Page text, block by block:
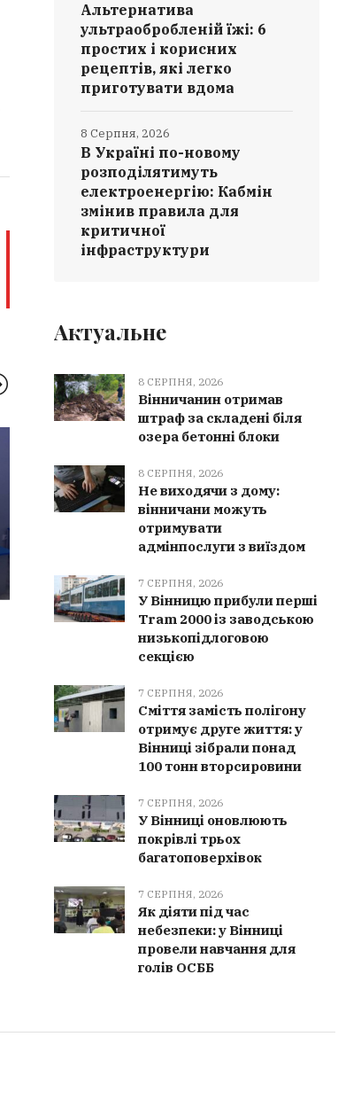
8 СЕРПНЯ, 2026
Вінничанин отримав штраф за
Альтернатива
ультраобробленій їжі: 6
простих і корисних
рецептів, які легко
приготувати вдома
В Україні по-новому
розподілятимуть
електроенергію: Кабмін
змінив правила для
критичної
інфраструктури
8 Серпня, 2026
Актуальне
8 СЕРПНЯ, 2026
Вінничанин отримав
штраф за складені біля
озера бетонні блоки
8 СЕРПНЯ, 2026
Не виходячи з дому:
вінничани можуть
отримувати
адмінпослуги з виїздом
7 СЕРПНЯ, 2026
У Вінницю прибули перші
Tram 2000 із заводською
низькопідлоговою
секцією
7 СЕРПНЯ, 2026
Сміття замість полігону
отримує друге життя: у
Вінниці зібрали понад
100 тонн вторсировини
7 СЕРПНЯ, 2026
У Вінниці оновлюють
покрівлі трьох
багатоповерхівок
7 СЕРПНЯ, 2026
Як діяти під час
небезпеки: у Вінниці
провели навчання для
голів ОСББ